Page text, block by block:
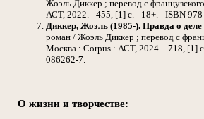
Жоэль Диккер ; перевод с
АСТ, 2022. - 455, [1] с. - 18+. - ISBN
Диккер, Жоэль (1985-). Правда о деле
роман / Жоэль Диккер ; перевод с
Москва : Corpus : АСТ, 2024. - 718, [1]
086262-7.
О жизни и творчестве: